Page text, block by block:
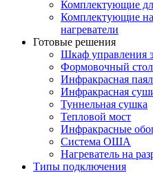
Комплектующие
Комплектующие
нагреватели
Готовые решения
Шкаф управления
Формовочный стол
Инфракрасная
Инфракрасная
Туннельная сушка
Тепловой мост
Инфракрасные
Система ОША
Нагреватель на
Типы подключения